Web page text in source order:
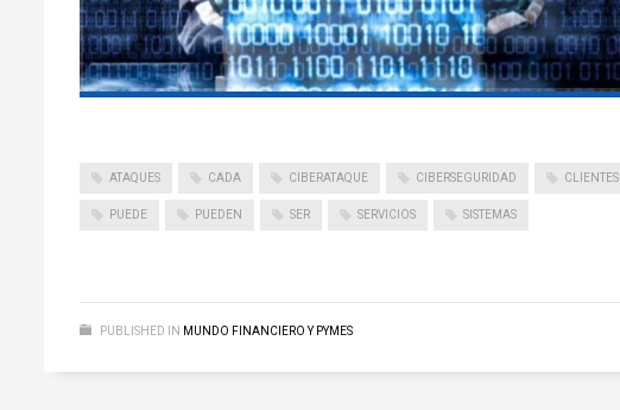
ATAQUES CADA CIBERATAQUE CIBERSEGURIDAD CLIENTES
PUEDE PUEDEN SER SERVICIOS SISTEMAS
PUBLISHED IN MUNDO FINANCIERO Y PYMES